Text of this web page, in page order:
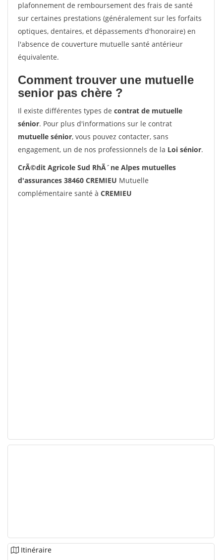
plafonnement de remboursement des frais de santé
sur certaines prestations (généralement sur les forfaits
optiques, dentaires, et dépassements d'honoraire) en
l'absence de couverture mutuelle santé antérieur
équivalente.
Comment trouver une mutuelle
senior pas chère ?
Il existe différentes types de contrat de mutuelle
sénior. Pour plus d'informations sur le contrat
mutuelle sénior, vous pouvez contacter, sans
engagement, un de nos professionnels de la Loi sénior.
CrÃ©dit Agricole Sud RhÃ´ne Alpes mutuelles
d'assurances 38460 CREMIEU Mutuelle
complémentaire santé à CREMIEU
Itinéraire